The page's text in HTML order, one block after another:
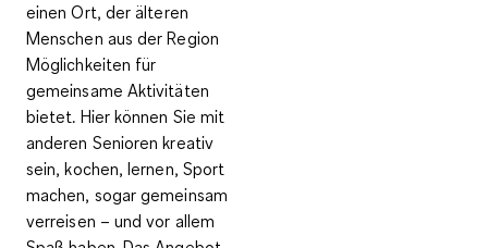
einen Ort, der älteren
Menschen aus der Region
Möglichkeiten für
gemeinsame Aktivitäten
bietet. Hier können Sie mit
anderen Senioren kreativ
sein, kochen, lernen, Sport
machen, sogar gemeinsam
verreisen – und vor allem